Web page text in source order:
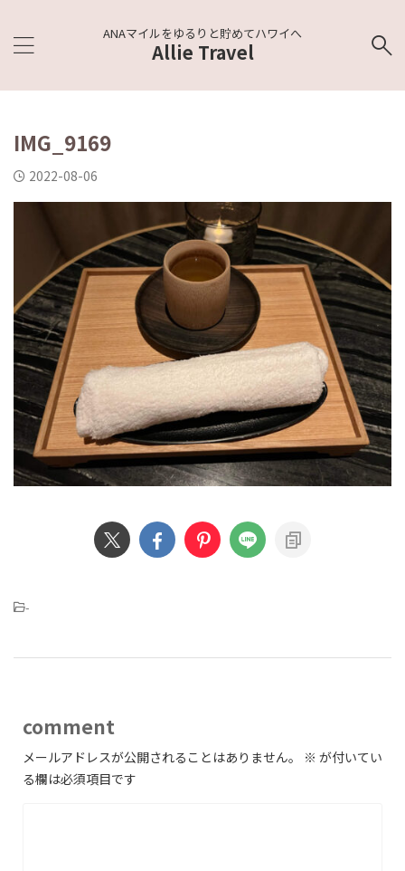
ANAマイルをゆるりと貯めてハワイへ
Allie Travel
IMG_9169
2022-08-06
-
comment
メールアドレスが公開されることはありません。 ※ が付いてい
る欄は必須項目です